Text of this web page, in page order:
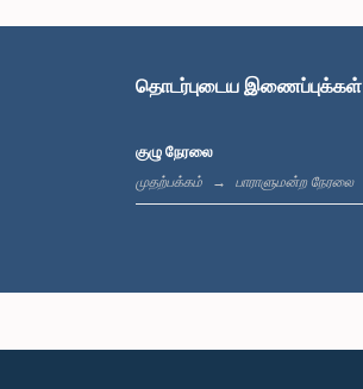
தொடர்புடைய இணைப்புக்கள்
குழு நேரலை
முதற்பக்கம் பாராளுமன்ற நேரலை